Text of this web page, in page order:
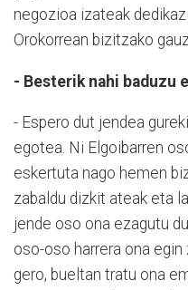
negozioa izateak
Orokorrean bizitzako
- Besterik nahi baduzu
- Espero dut jendea
egotea. Ni Elgoibarren
eskertuta nago hemen
zabaldu dizkit ateak eta
jende oso ona ezagutu
oso-oso harrera ona
gero, bueltan tratu ona